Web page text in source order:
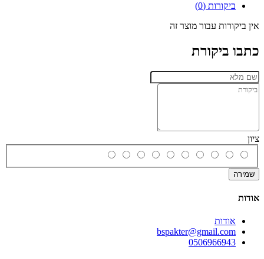
ביקורות (0)
אין ביקורות עבור מוצר זה
כתבו ביקורת
ציון
שמירה
אודות
אודות
bspakter@gmail.com
0506966943